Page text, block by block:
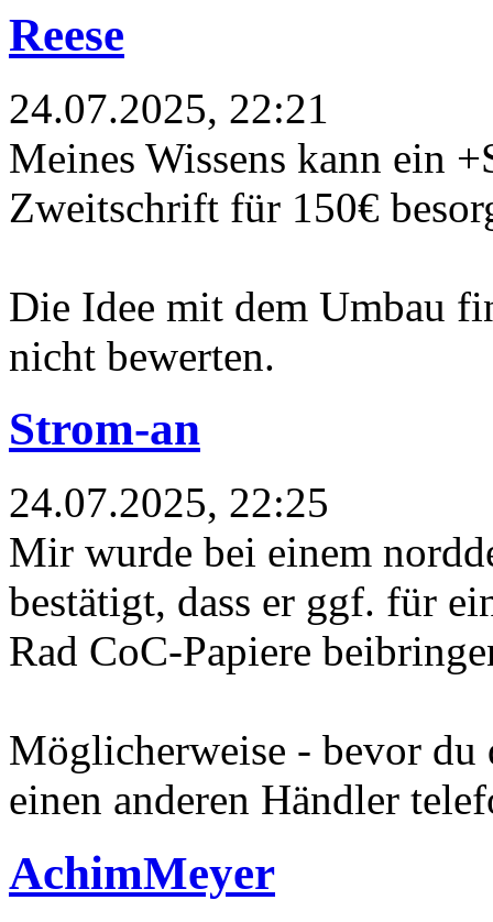
Reese
24.07.2025, 22:21
Meines Wissens kann ein
Zweitschrift für 150€
Die Idee mit dem Umbau
nicht bewerten.
Strom-an
24.07.2025, 22:25
Mir wurde bei einem
bestätigt, dass er ggf. für
Rad CoC-Papiere
Möglicherweise - bevor du
einen anderen Händler
AchimMeyer